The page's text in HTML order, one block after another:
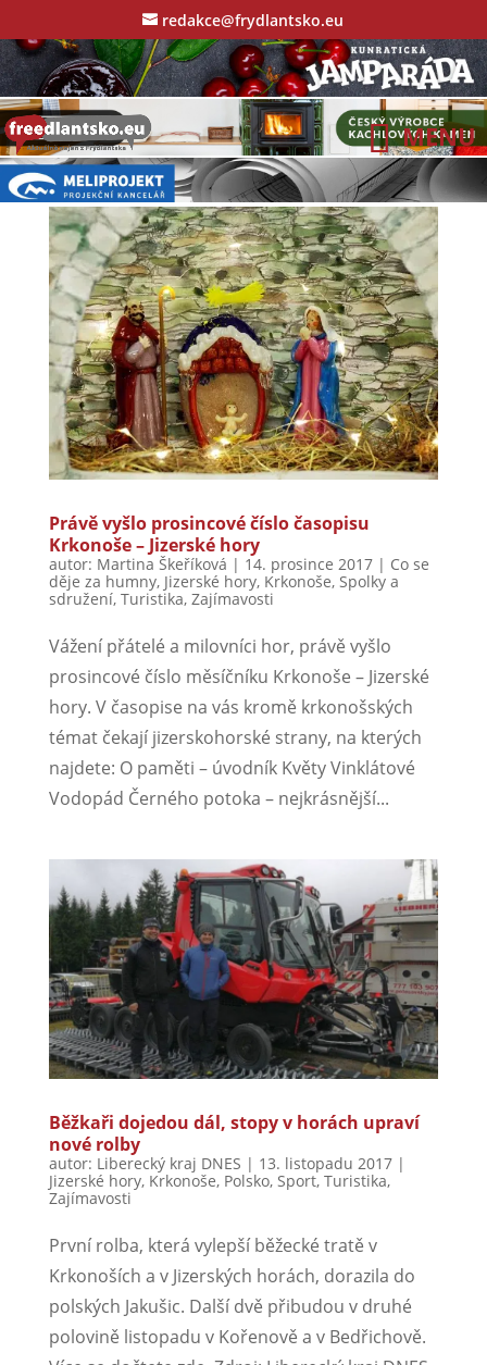
redakce@frydlantsko.eu
Právě vyšlo prosincové číslo časopisu
Krkonoše – Jizerské hory
autor: Martina Škeříková | 14. prosince 2017| Co se
děje za humny, Jizerské hory, Krkonoše, Spolky a
sdružení, Turistika, Zajímavosti
Vážení přátelé a milovníci hor, právě vyšlo
prosincové číslo měsíčníku Krkonoše – Jizerské
hory. V časopise na vás kromě krkonošských
témat čekají jizerskohorské strany, na kterých
najdete: O paměti – úvodník Květy Vinklátové
Vodopád Černého potoka – nejkrásnější...
Běžkaři dojedou dál, stopy v horách upraví
nové rolby
autor: Liberecký kraj DNES | 13. listopadu 2017|
Jizerské hory, Krkonoše, Polsko, Sport, Turistika,
Zajímavosti
První rolba, která vylepší běžecké tratě v
Krkonoších a v Jizerských horách, dorazila do
polských Jakušic. Další dvě přibudou v druhé
polovině listopadu v Kořenově a v Bedřichově.